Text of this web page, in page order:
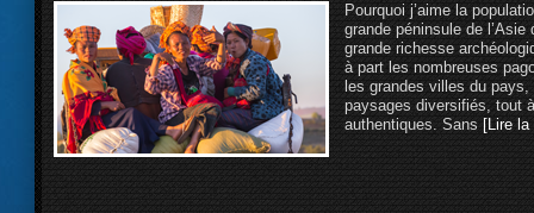
Pourquoi j’aime la
grande péninsule de
grande richesse
à part les nombreuses
les grandes villes du
paysages diversifiés, tout
authentiques. Sans [Lire